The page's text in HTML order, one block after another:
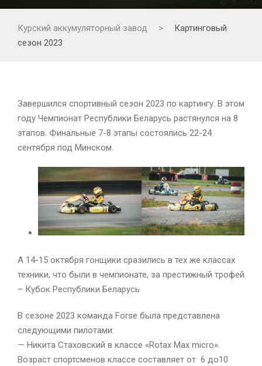
Курский аккумуляторный завод >
Картинговый
сезон 2023
Завершился спортивный сезон 2023 по картингу. В этом
году Чемпионат Республики Беларусь растянулся на 8
этапов. Финальные 7-8 этапы состоялись 22-24
сентября под Минском.
А 14-15 октября гонщики сразились в тех же классах
техники, что были в чемпионате, за престижный трофей
– Кубок Республики Беларусь
В сезоне 2023 команда Forse была представлена
следующими пилотами:
— Никита Стаховский в классе «Rotax Max micro».
Возраст спортсменов классе составляет от 6 до10